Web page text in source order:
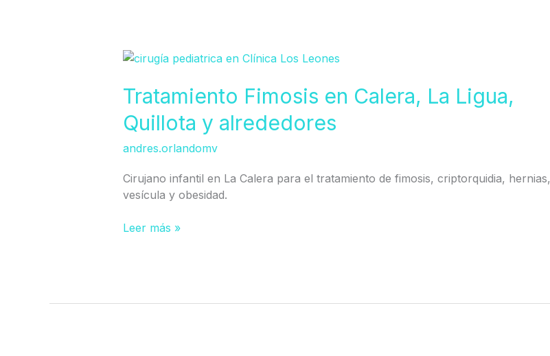
Tratamiento Fimosis en Calera, La Ligua,
Quillota y alrededores
andres.orlandomv
Cirujano infantil en La Calera para el tratamiento de fimosis, criptorquidia, hernias,
vesícula y obesidad.
Tratamiento
en
Calera,
La
Quillota
y
alrededores
Leer más »